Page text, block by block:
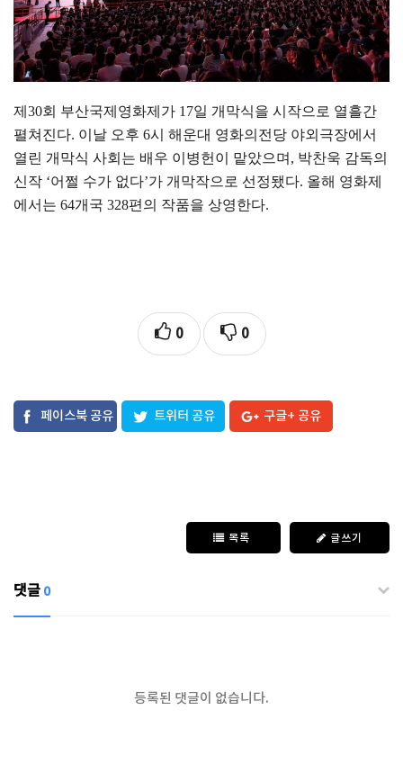
제 30회 부산국제영화제가 17일 개막식을 시작으로 열흘간
펼쳐진다. 이날 오후 6시 해운대 영화의전당 야외극장에서
열린 개막식 사회는 배우 이병헌이 맡았으며 , 박찬욱 감독의
신작 ‘어쩔 수가 없다’가 개막작으로 선정됐다. 올해 영화제
에서는 64개국 328편의 작품을 상영한다.
0 0
페이스북 공유 트위터 공유 구글+ 공유
목록 글쓰기
댓글 0
등록된 댓글이 없습니다.